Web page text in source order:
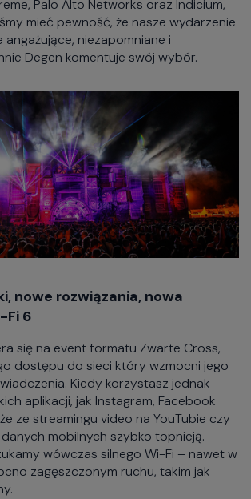
Palo Alto Networks oraz Indicium,
mieć pewność, że nasze wydarzenie
angażujące, niezapomniane i
Degen komentuje swój wybór.
nowe rozwiązania, nowa
Fi 6
się na event formatu Zwarte Cross,
dostępu do sieci który wzmocni jego
Kiedy korzystasz jednak
aplikacji, jak Instagram, Facebook
ze streamingu video na YouTubie czy
mobilnych szybko topnieją.
wówczas silnego Wi-Fi – nawet w
zagęszczonym ruchu, takim jak